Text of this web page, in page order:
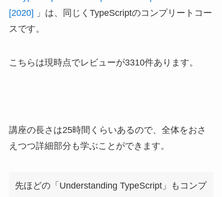
[2020] 」は、同じくTypeScriptのコンプリートコー
スです。
こちらは現時点でレビューが3310件あります。
講座の長さは25時間くらいあるので、全体をおさ
えつつ詳細部分も学ぶことができます。
先ほどの「Understanding TypeScript」もコンプ